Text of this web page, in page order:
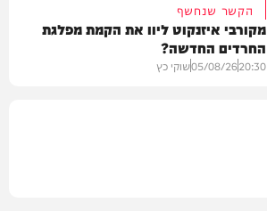
הקשר שנחשף
מקורבי איזנקוט ליוו את הקמת מפלגת
החרדים החדשה?
20:30
05/08/26שוקי כץ